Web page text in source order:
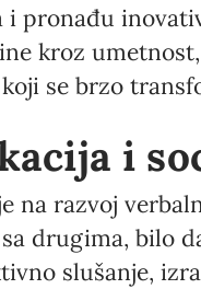
pronađu
kroz
se brzo
i
na razvoj
drugima, bilo
slušanje,